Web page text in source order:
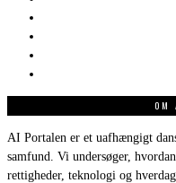
OM
AI Portalen er et uafhængigt
samfund. Vi undersøger,
rettigheder, teknologi og